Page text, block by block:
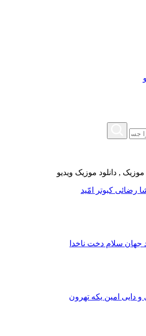
موزیک , دانلود موزیک ویدیو